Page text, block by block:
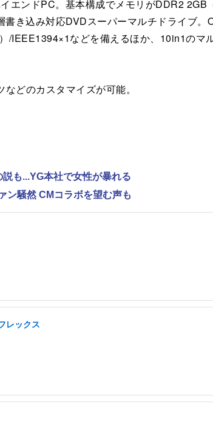
ンドPC。基本構成でメモリがDDR2
き込み対応DVDスーパーマルチドライブ
/IEEE1394×1などを備えるほか、10in1の
どのカスタマイズが可能。
も...YG本社で女性が暴れる
ン騒然 CMコラボを望む声も
レックス